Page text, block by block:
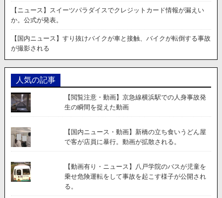
花
が
失
て
で
ク
ラ
タ
ー
爆
の
よ
【ニュース】スイーツパラダイスでクレジットカード情報が漏えい
か。公式が発表。
【国内ニュース】すり抜けバイクが車と接触、バイクが転倒する事故
が撮影される
人気の記事
【閲覧注意・動画】京急線横浜駅での人身事故発
生の瞬間を捉えた動画
【国内ニュース・動画】新橋の立ち食いうどん屋
で客が店員に暴行。動画が拡散される。
【動画有り・ニュース】八戸学院のバスが児童を
乗せ危険運転をして事故を起こす様子が公開され
る。